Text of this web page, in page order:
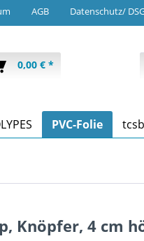
AGB Datenschutz/
0,00 € *
PVC-Folie
Knöpfer, 4 cm